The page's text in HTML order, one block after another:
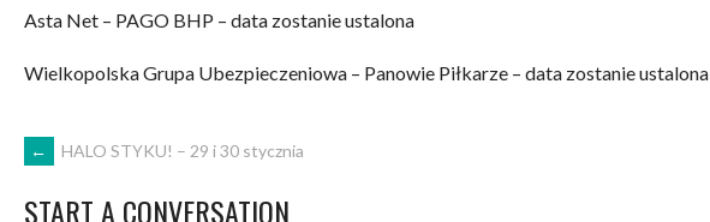
Asta Net – PAGO BHP – data zostanie ustalona
Wielkopolska Grupa Ubezpieczeniowa – Panowie Piłkarze – data zostanie ustalona
POST
← HALO STYKU! – 29 i 30 stycznia
START A CONVERSATION